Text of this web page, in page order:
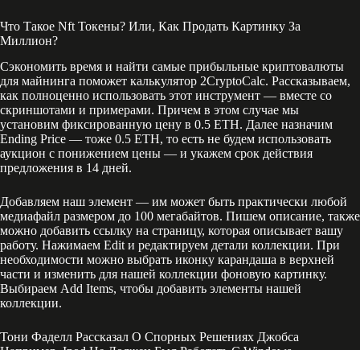
Что Такое Nft Токены? Или, Как Продать Картинку За
Миллион?
Сэкономить время и найти самые прибыльные криптовалюты
для майнинга поможет калькулятор 2CryptoCalc. Рассказываем,
как полноценно использовать этот инструмент — вместе со
скриншотами и примерами. Причем в этом случае мы
установим фиксированную цену в 0.5 ETH. Далее назначим
Ending Price — тоже 0.5 ETH, то есть не будем использовать
аукцион с понижением цены — и укажем срок действия
предложения в 14 дней.
Добавляем наш элемент — им может быть практически любой
медиафайл размером до 100 мегабайтов. Пишем описание, также
можно добавить ссылку на страницу, которая описывает вашу
работу. Нажимаем Edit и редактируем детали коллекции. При
необходимости можно выбрать иконку карандаша в верхней
части и изменить для нашей коллекции фоновую картинку.
Выбираем Add Items, чтобы добавить элементы нашей
коллекции.
Тони Фаделл Рассказал О Спорных Решениях Джобса